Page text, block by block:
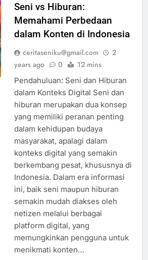
Seni vs Hiburan:
Memahami Perbedaan
dalam Konten di Indonesia
ceritaseniku@gmail.com
2
years ago
0 12 mins
Pendahuluan: Seni dan Hiburan
dalam Konteks Digital Seni dan
hiburan merupakan dua konsep
yang memiliki peranan penting
dalam kehidupan budaya
masyarakat, apalagi dalam
konteks digital yang semakin
berkembang pesat, khususnya di
Indonesia. Dalam era informasi
ini, baik seni maupun hiburan
semakin mudah diakses oleh
netizen melalui berbagai
platform digital, yang
memungkinkan pengguna untuk
menikmati konten…